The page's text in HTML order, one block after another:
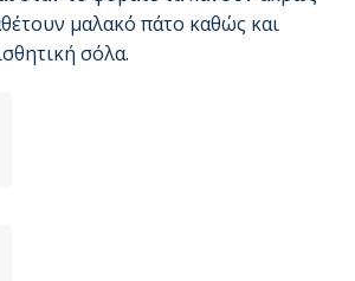
μαλακό πάτο καθώς και
σόλα.